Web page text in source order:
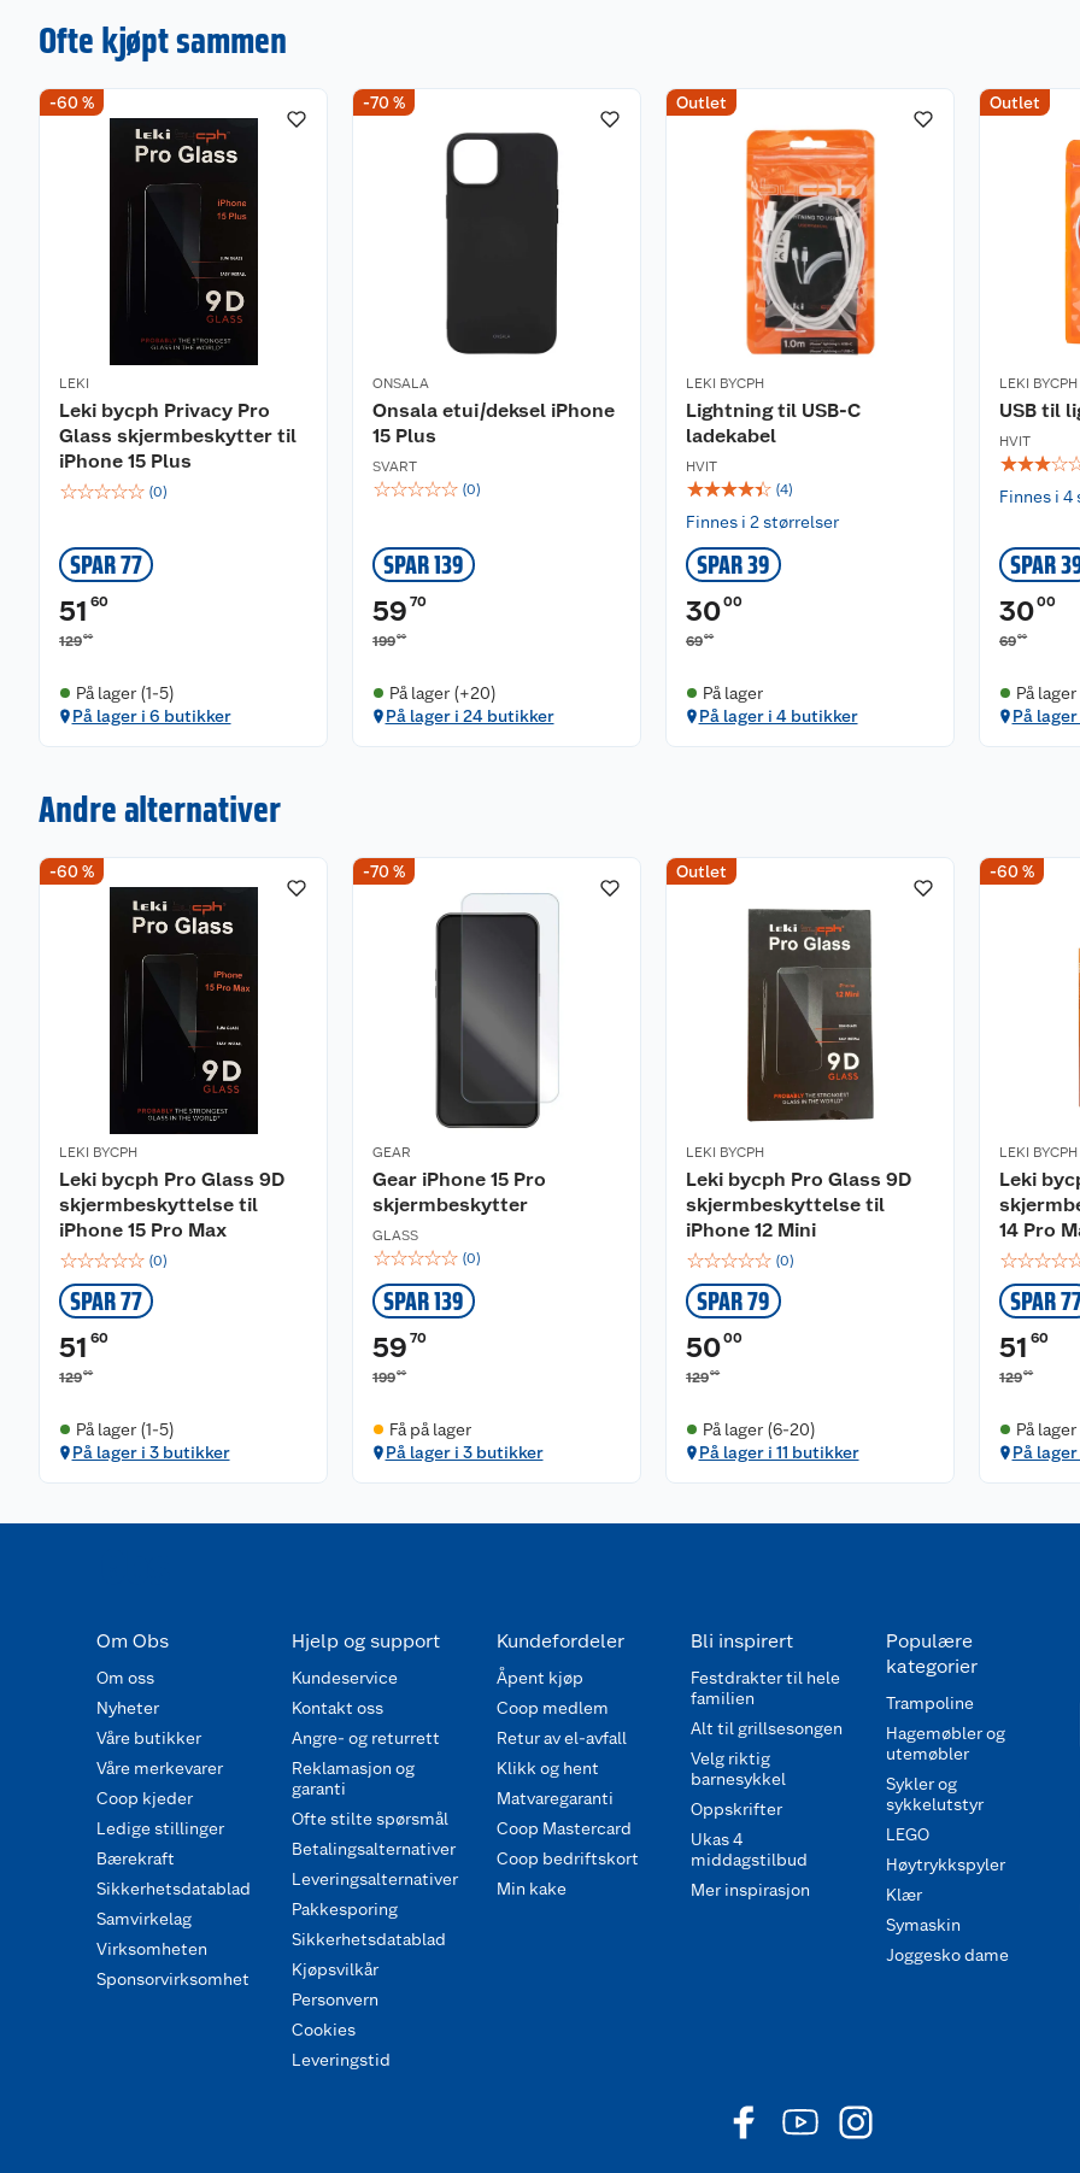
Ofte kjøpt sammen
-60 %
LEKI
Leki bycph Privacy Pro
Glass skjermbeskytter til
iPhone 15 Plus
☆☆☆☆☆ (0)
SPAR 77
51 60
12900
På lager (1-5)
På lager i 6 butikker
-70 %
ONSALA
Onsala etui/deksel iPhone
15 Plus
SVART
☆☆☆☆☆ (0)
SPAR 139
59 70
19900
På lager (+20)
På lager i 24 butikker
Outlet
LEKI BYCPH
Lightning til USB-C
ladekabel
HVIT
☆☆☆☆☆ (4)
Finnes i 2 størrelser
SPAR 39
3000
6900
På lager
På lager i 4 butikker
Outlet
LEKI BYCPH
USB til
HVIT
☆☆☆☆
Finnes i 4
SPAR
3000
6900
På lager
På
Andre alternativer
-60 %
LEKI BYCPH
Leki bycph Pro Glass 9D
skjermbeskyttelse til
iPhone 15 Pro Max
☆☆☆☆☆ (0)
SPAR 77
51 60
12900
På lager (1-5)
På lager i 3 butikker
-70 %
GEAR
Gear iPhone 15 Pro
skjermbeskytter
GLASS
☆☆☆☆☆ (0)
SPAR 139
59 70
19900
Få på lager
På lager i 3 butikker
Outlet
LEKI BYCPH
Leki bycph Pro Glass 9D
skjermbeskyttelse til
iPhone 12 Mini
☆☆☆☆☆ (0)
SPAR 79
5000
12900
På lager (6-20)
På lager i 11 butikker
-60 %
LEKI BYCPH
Leki
14 Pro
☆☆☆☆
SPAR
51 60
12900
På lager
På
Om Obs
Om oss
Nyheter
Våre butikker
Våre merkevarer
Coop kjeder
Ledige stillinger
Bærekraft
Sikkerhetsdatablad
Samvirkelag
Virksomheten
Sponsorvirksomhet
Hjelp og support
Kundeservice
Kontakt oss
Angre- og returrett
Reklamasjon og
garanti
Ofte stilte spørsmål
Betalingsalternativer
Leveringsalternativer
Pakkesporing
Sikkerhetsdatablad
Kjøpsvilkår
Personvern
Cookies
Leveringstid
Kundefordeler
Åpent kjøp
Coop medlem
Retur av el-avfall
Klikk og hent
Matvaregaranti
Coop Mastercard
Coop bedriftskort
Min kake
Bli inspirert
Festdrakter til hele
familien
Alt til grillsesongen
Velg riktig
barnesykkel
Oppskrifter
Ukas 4
middagstilbud
Mer inspirasjon
Populære
kategorier
Trampoline
Hagemøbler og
utemøbler
Sykler og
sykkelutstyr
LEGO
Høytrykkspyler
Klær
Symaskin
Joggesko dame